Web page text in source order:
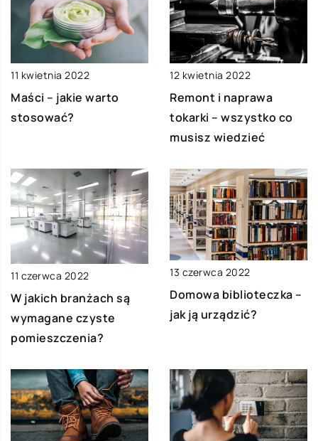
11 kwietnia 2022
Maści – jakie warto
stosować?
12 kwietnia 2022
Remont i naprawa
tokarki – wszystko co
musisz wiedzieć
11 czerwca 2022
W jakich branżach są
wymagane czyste
pomieszczenia?
13 czerwca 2022
Domowa biblioteczka –
jak ją urządzić?